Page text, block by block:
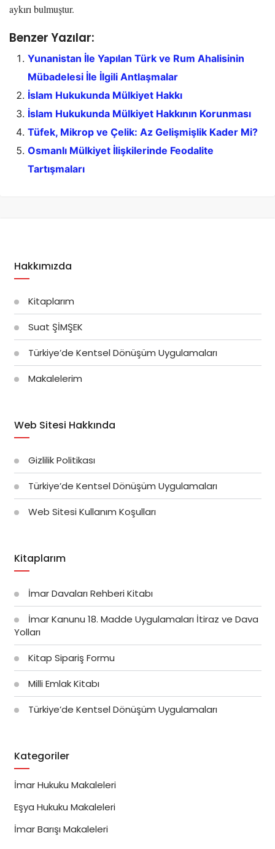
aykırı bulmuştur.
Benzer Yazılar:
Yunanistan İle Yapılan Türk ve Rum Ahalisinin
Mübadelesi İle İlgili Antlaşmalar
İslam Hukukunda Mülkiyet Hakkı
İslam Hukukunda Mülkiyet Hakkının Korunması
Tüfek, Mikrop ve Çelik: Az Gelişmişlik Kader Mi?
Osmanlı Mülkiyet İlişkilerinde Feodalite
Tartışmaları
Hakkımızda
Kitaplarım
Suat ŞİMŞEK
Türkiye’de Kentsel Dönüşüm Uygulamaları
Makalelerim
Web Sitesi Hakkında
Gizlilik Politikası
Türkiye’de Kentsel Dönüşüm Uygulamaları
Web Sitesi Kullanım Koşulları
Kitaplarım
İmar Davaları Rehberi Kitabı
İmar Kanunu 18. Madde Uygulamaları İtiraz ve Dava
Yolları
Kitap Sipariş Formu
Milli Emlak Kitabı
Türkiye’de Kentsel Dönüşüm Uygulamaları
Kategoriler
İmar Hukuku Makaleleri
Eşya Hukuku Makaleleri
İmar Barışı Makaleleri